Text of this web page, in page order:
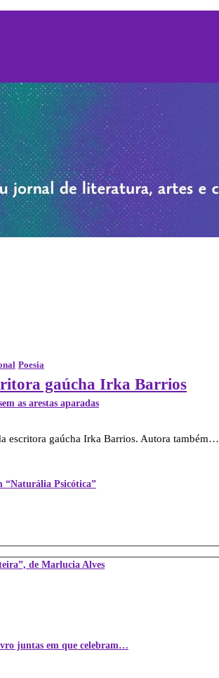
Poesia
as arestas aparadas
“Naturália Psicótica”
de Marlucia Alves
juntas em que celebram…
gaúcha Irka Barrios
escritora gaúcha Irka Barrios. Autora também…